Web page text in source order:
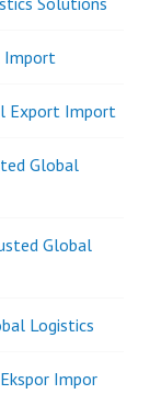
Import
Export Import
Global
Global
Logistics
Impor